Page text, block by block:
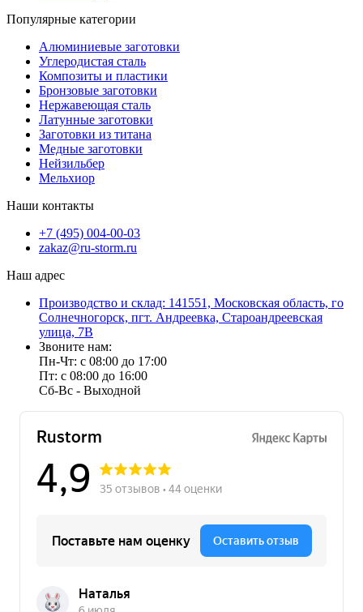
Популярные категории
Алюминиевые заготовки
Углеродистая сталь
Композиты и пластики
Бронзовые заготовки
Нержавеющая сталь
Латунные заготовки
Заготовки из титана
Медные заготовки
Нейзильбер
Мельхиор
Наши контакты
+7 (495) 004-00-03
zakaz@ru-storm.ru
Наш адрес
Производство и склад: 141551, Московская область, го
Солнечногорск, пгт. Андреевка, Староандреевская
улица, 7В
Звоните нам:
Пн-Чт: с 08:00 до 17:00
Пт: с 08:00 до 16:00
Сб-Вс - Выходной